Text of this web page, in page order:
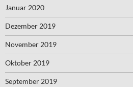
Januar 2020
Dezember 2019
November 2019
Oktober 2019
September 2019